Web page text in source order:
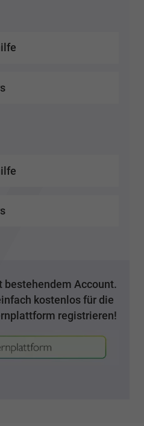
Account.
kostenlos für die
registrieren!